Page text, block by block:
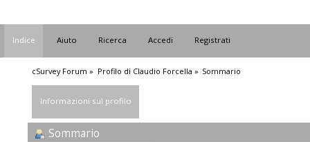
Indice Aiuto Ricerca Accedi Registrati
cSurvey Forum » Profilo di Claudio Forcella » Sommario
Informazioni sul profilo
Sommario